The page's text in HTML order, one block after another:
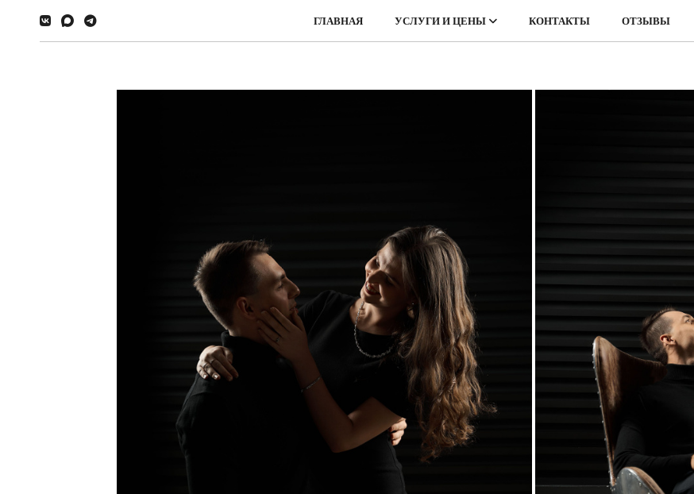
ГЛАВНАЯ УСЛУГИ И ЦЕНЫ КОНТАКТЫ ОТЗЫВЫ